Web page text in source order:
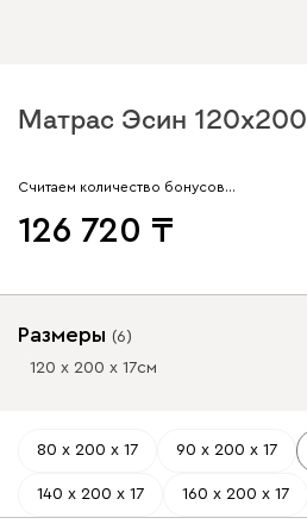
Матрас Эсин 120x200
Считаем количество бонусов…
126 720
Размеры (6)
120 х 200 х 17см
80 х 200 х 17 90 х 200 х 17
140 х 200 х 17 160 х 200 х 17